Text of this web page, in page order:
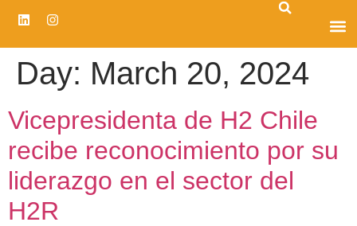
Day: March 20, 2024
Vicepresidenta de H2 Chile
recibe reconocimiento por su
liderazgo en el sector del
H2R